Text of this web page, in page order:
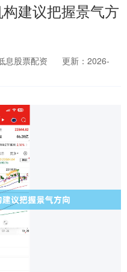
建议把握景气方
息股票配资
更新：2026-